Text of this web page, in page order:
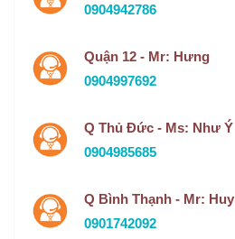
0904942786
Quận 12 - Mr: Hưng
0904997692
Q Thủ Đức - Ms: Như Ý
0904985685
Q Bình Thạnh - Mr: Huy
0901742092